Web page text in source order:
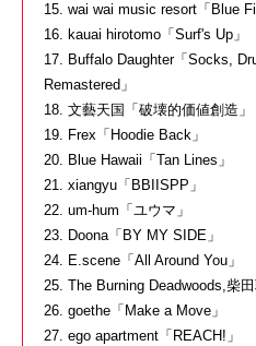
15. wai wai music resort「Blue
16. kauai hirotomo「Surf's Up」
17. Buffalo Daughter「Socks,
Remastered」
18. 文藝天国「破壊的価値創造」
19. Frex「Hoodie Back」
20. Blue Hawaii「Tan Lines」
21. xiangyu「BBIISPP」
22. um-hum「ユウマ」
23. Doona「BY MY SIDE」
24. E.scene「All Around You」
25. The Burning Deadwoods,柴
26. goethe「Make a Move」
27. ego apartment「REACH!」